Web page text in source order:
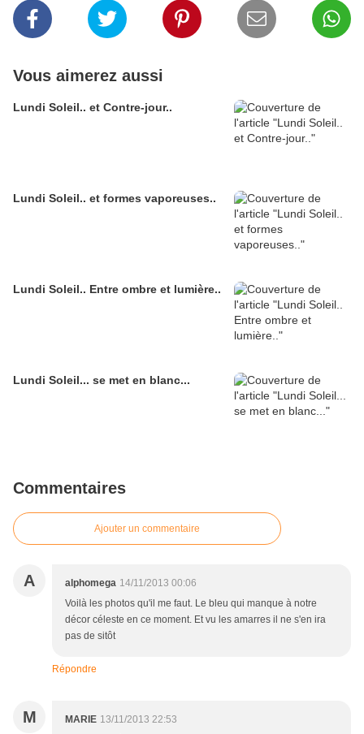
Vous aimerez aussi
Lundi Soleil.. et Contre-jour..
Lundi Soleil.. et formes vaporeuses..
Lundi Soleil.. Entre ombre et lumière..
Lundi Soleil... se met en blanc...
Commentaires
Ajouter un commentaire
A alphomega 14/11/2013 00:06
Voilà les photos qu'il me faut. Le bleu qui manque à notre
décor céleste en ce moment. Et vu les amarres il ne s'en ira
pas de sitôt
Répondre
M MARIE 13/11/2013 22:53